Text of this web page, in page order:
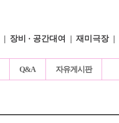
장비 · 공간대여 재미극장
Q&A 자유게시판